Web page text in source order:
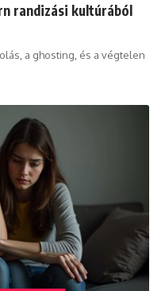
randizási kultúrából
a ghosting, és a végtelen